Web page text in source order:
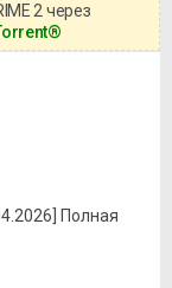
2 через
Полная